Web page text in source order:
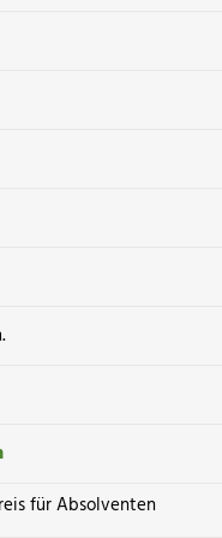
für Absolventen